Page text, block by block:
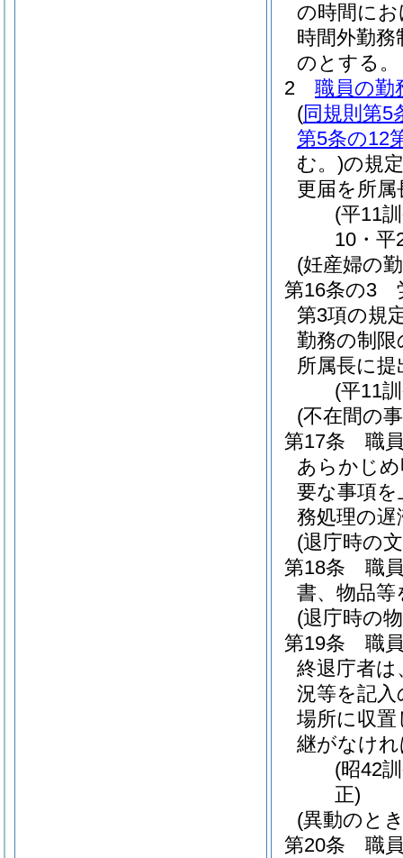
の時間に
時間外勤
のとする。
2
職員の勤
(同規則第5
第5条の12
む。)の規
更届を所
(平11
10・平
(妊産婦の
第16条の3
第3項の規
勤務の制
所属長に
(平11
(不在間の
第17条
職
あらかじ
要な事項
務処理の
(退庁時の
第18条
職
書、物品
(退庁時の
第19条
職
終退庁者
況等を記
場所に収
継がなけ
(昭42
正)
(異動のと
第20条
職